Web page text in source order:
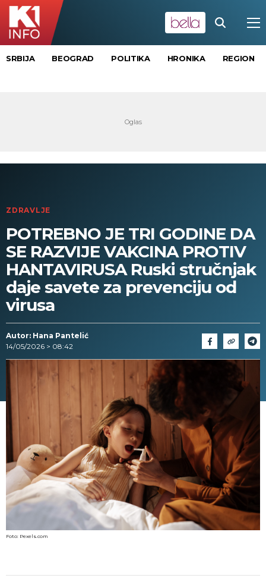
SRBIJA BEOGRAD POLITIKA HRONIKA REGION
ZDRAVLJE
POTREBNO JE TRI GODINE DA
SE RAZVIJE VAKCINA PROTIV
HANTAVIRUSA Ruski stručnjak
daje savete za prevenciju od
virusa
Autor: Hana Pantelić
14/05/2026 > 08:42
Foto: Pexels.com